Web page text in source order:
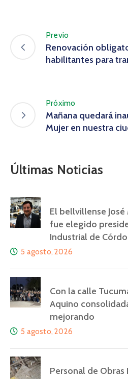
Previo
Renovación
habilitantes para
Próximo
Mañana quedará
Mujer en nuestra
Últimas Noticias
El bellvillense José
fue elegido
Industrial de
5 agosto, 2026
Con la calle
Aquino
mejorando
5 agosto, 2026
Personal de